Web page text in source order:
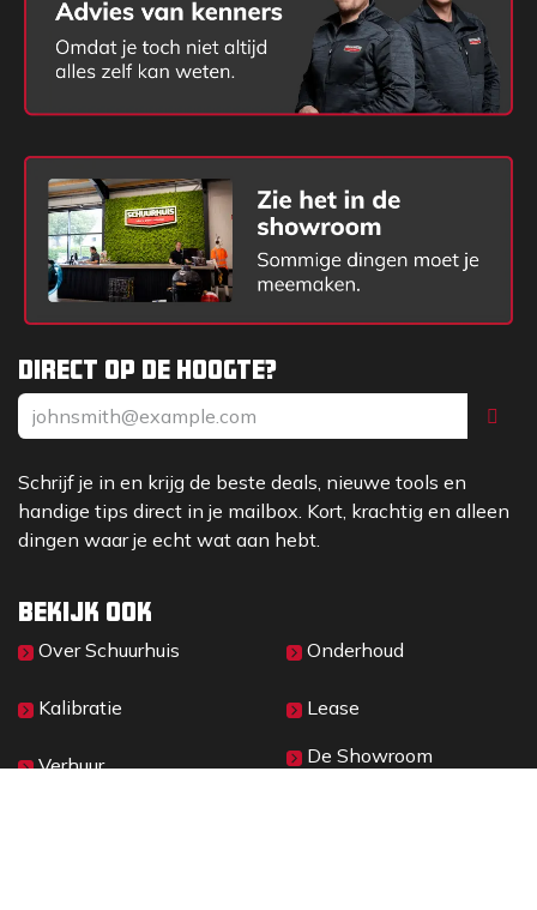
Direct op de hoogte?
Schrijf je in en krijg de beste deals, nieuwe tools en
handige tips direct in je mailbox. Kort, krachtig en alleen
dingen waar je echt wat aan hebt.
Bekijk ook
Over Sc​huurhuis
Kalibratie
Verhuur
Onderhoud
Lease
De Showroom